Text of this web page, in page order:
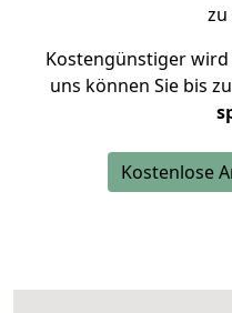
zu
Kostengünstiger
uns können Sie bis zu
Kostenlose